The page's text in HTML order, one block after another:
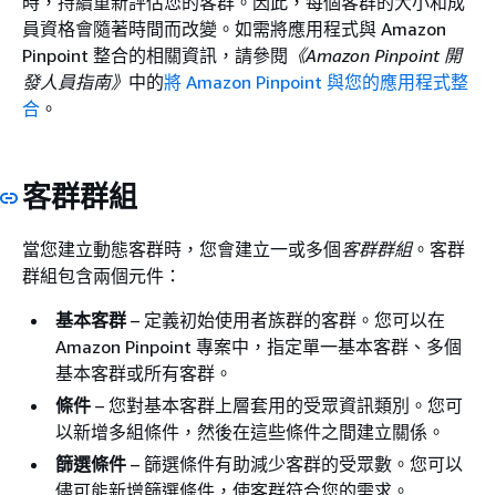
員資格會隨著時間而改變。如需將應用程式與 Amazon
Pinpoint 整合的相關資訊，請參閱 《Amazon Pinpoint 開
發人員指南》 中的將 Amazon Pinpoint 與您的應用程式整
合 。
客群群組
當您建立動態客群時，您會建立一或多個客群群組。客群
群組包含兩個元件：
基本客群 – 定義初始使用者族群的客群。您可以在
Amazon Pinpoint 專案中，指定單一基本客群、多個
基本客群或所有客群。
條件 – 您對基本客群上層套用的受眾資訊類別。您可
以新增多組條件，然後在這些條件之間建立關係。
篩選條件 – 篩選條件有助減少客群的受眾數。您可以
儘可能新增篩選條件，使客群符合您的需求。